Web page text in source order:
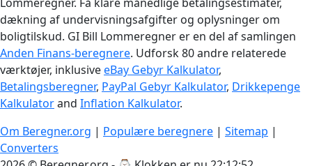
dækning af undervisningsafgifter og oplysninger om
boligtilskud. GI Bill Lommeregner er en del af samlingen
Anden Finans-beregnere. Udforsk 80 andre relaterede
værktøjer, inklusiveeBay Gebyr Kalkulator,
Betalingsberegner, PayPal Gebyr Kalkulator, Drikkepenge
Kalkulatorand Inflation Kalkulator.
Om Beregner.org | Populære beregnere | Sitemap |
Converters